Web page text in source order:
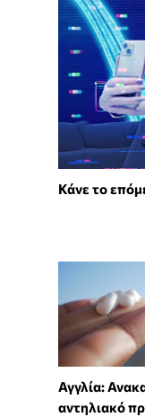
Κάνε το
Αγγλία:
αντηλιακό